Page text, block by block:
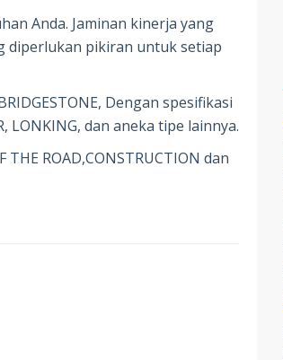
Anda. Jaminan kinerja yang
diperlukan pikiran untuk setiap
Dengan spesifikasi
LONKING, dan aneka tipe lainnya.
ROAD,CONSTRUCTION dan